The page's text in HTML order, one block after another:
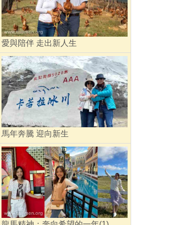
愛與陪伴 走出新人生
馬年奔騰 迎向新生